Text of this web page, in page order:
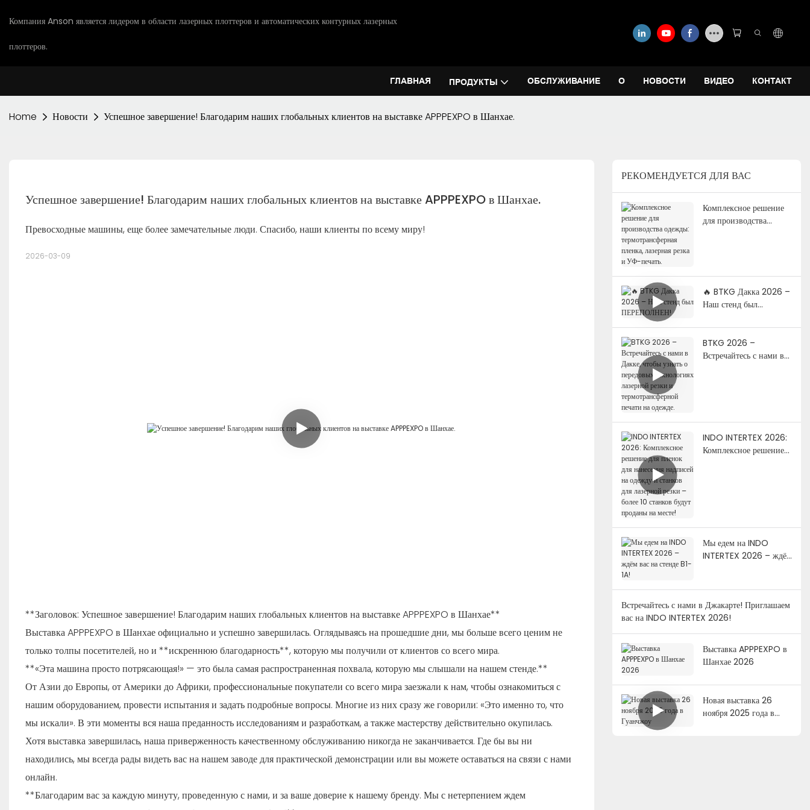
Компания Anson является лидером в области лазерных плоттеров и автоматических контурных лазерных
плоттеров.
ГЛАВНАЯ ПРОДУКТЫ ОБСЛУЖИВАНИЕ О НОВОСТИ ВИДЕО КОНТАКТ
Home Новости Успешное завершение! Благодарим наших глобальных клиентов на выставке APPPEXPO в Шанхае.
Успешное завершение! Благодарим наших глобальных клиентов на выставке APPPEXPO в Шанхае.
Превосходные машины, еще более замечательные люди. Спасибо, наши клиенты по всему миру!
2026-03-09
**Заголовок: Успешное завершение! Благодарим наших глобальных клиентов на выставке APPPEXPO в Шанхае**
Выставка APPPEXPO в Шанхае официально и успешно завершилась. Оглядываясь на прошедшие дни, мы больше всего ценим не
только толпы посетителей, но и **искреннюю благодарность**, которую мы получили от клиентов со всего мира.
**«Эта машина просто потрясающая!» — это была самая распространенная похвала, которую мы слышали на нашем стенде.**
От Азии до Европы, от Америки до Африки, профессиональные покупатели со всего мира заезжали к нам, чтобы ознакомиться с
нашим оборудованием, провести испытания и задать подробные вопросы. Многие из них сразу же говорили: «Это именно то, что
мы искали». В эти моменты вся наша преданность исследованиям и разработкам, а также мастерству действительно окупилась.
Хотя выставка завершилась, наша приверженность качественному обслуживанию никогда не заканчивается. Где бы вы ни
находились, мы всегда рады видеть вас на нашем заводе для практической демонстрации или вы можете оставаться на связи с нами
онлайн.
**Благодарим вас за каждую минуту, проведенную с нами, и за ваше доверие к нашему бренду. Мы с нетерпением ждем
РЕКОМЕНДУЕТСЯ ДЛЯ ВАС
Комплексное решение
для производства
🔥 BTKG Дакка 2026 –
Наш стенд был
BTKG 2026 –
Встречайтесь с нами в
INDO INTERTEX 2026:
Комплексное решение
проданы на месте!
Мы едем на INDO
INTERTEX 2026 – ждём
Встречайтесь с нами в Джакарте! Приглашаем
вас на INDO INTERTEX 2026!
Выставка APPPEXPO в
Шанхае 2026
Новая выставка 26
ноября 2025 года в